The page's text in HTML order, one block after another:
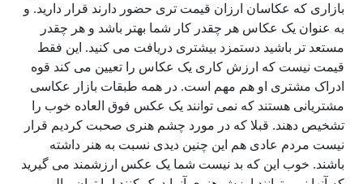
بازاری که عکاسان ارزان قیمت تری حضور دارند قرار دارید. و
به عنوان یک عکاس هر چقدر کار شما بهتر باشد و هر چقدر
مستعد تر باشید دستمزد بیشتری دریافت می کنید. این فقط
قیمت نیست که ارزش کاری یک عکاس را تعیین می کند قوه
ادراک مشتری او هم مهم است. در همه طبقات بازار عکاسی
مشتریانی هستند که نمی توانند یک عکس فوق العاده خوب را
تشخیص دهند. قبلا که در مورد چشم هنری صحبت کردیم قرار
نیست مردم عادی هم این چنین دیدی نسبت به هنر داشته
باشند. خوب این که بد نیست شما یک عکس ارزشمند می گیرید